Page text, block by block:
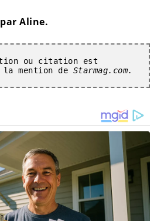
Aline.
ou citation est
mention de Starmag.com.